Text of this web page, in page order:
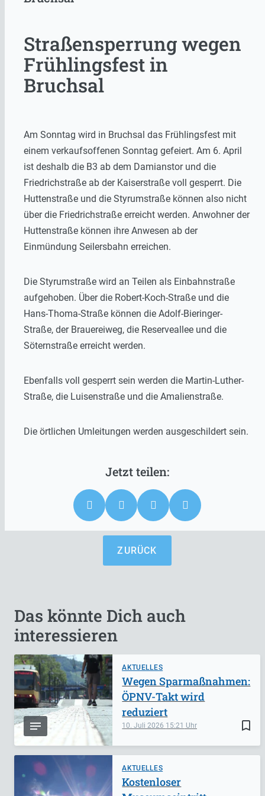
Straßensperrung wegen
Frühlingsfest in
Bruchsal
Am Sonntag wird in Bruchsal das Frühlingsfest mit
einem verkaufsoffenen Sonntag gefeiert. Am 6. April
ist deshalb die B3 ab dem Damianstor und die
Friedrichstraße ab der Kaiserstraße voll gesperrt. Die
Huttenstraße und die Styrumstraße können also nicht
über die Friedrichstraße erreicht werden. Anwohner der
Huttenstraße können ihre Anwesen ab der
Einmündung Seilersbahn erreichen.
Die Styrumstraße wird an Teilen als Einbahnstraße
aufgehoben. Über die Robert-Koch-Straße und die
Hans-Thoma-Straße können die Adolf-Bieringer-
Straße, der Brauereiweg, die Reserveallee und die
Söternstraße erreicht werden.
Ebenfalls voll gesperrt sein werden die Martin-Luther-
Straße, die Luisenstraße und die Amalienstraße.
Die örtlichen Umleitungen werden ausgeschildert sein.
ZURÜCK
Das könnte Dich auch
interessieren
AKTUELLES
bookmark_border
10. Juli 2026 15:21
Wegen Sparmaßnahmen:
ÖPNV-Takt wird
reduziert
AKTUELLES
Kostenloser